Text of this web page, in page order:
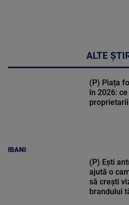
ALTE
IBANI
(P) Piața
în 2026:
(P) Ești
ajută o
să crești
brandului